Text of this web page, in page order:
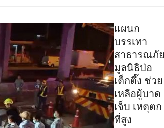
แผนก
บรรเทา
สาธารณภัย
มูลนิธิป่อ
เต็กตึ๊ง ช่วย
เหลือผู้บาด
เจ็บ เหตุตก
ที่สูง